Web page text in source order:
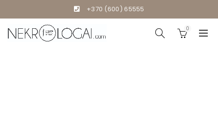
+370 (600) 65555
0